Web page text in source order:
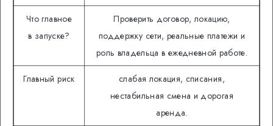
Что главное
в запуске?
Проверить договор, локацию,
поддержку сети, реальные платежи и
роль владельца в ежедневной работе.
Главный риск
слабая локация, списания,
нестабильная смена и дорогая
аренда.